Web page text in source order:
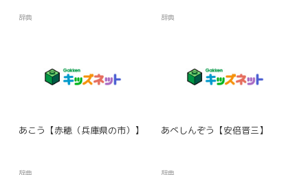
辞典 辞典
あこう【赤穂（兵庫県の市）】 あべしんぞう【安倍晋三】